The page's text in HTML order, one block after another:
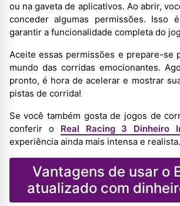
ou na gaveta de aplicativos. Ao abrir,
conceder algumas permissões. Isso
garantir a funcionalidade completa do
Aceite essas permissões e prepare-se
mundo das corridas emocionantes.
pronto, é hora de acelerar e mostrar
pistas de corrida!
Se você também gosta de jogos de
conferir o Real Racing 3 Dinheiro
experiência ainda mais intensa e realista.
Vantagens de usar o
atualizado com